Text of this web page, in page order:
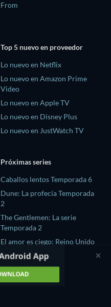
From
Top 5 nuevo en proveedor
Lo nuevo en Netflix
Lo nuevo en Amazon Prime
Video
Lo nuevo en Apple TV
Lo nuevo en Disney Plus
Lo nuevo en JustWatch TV
Próximas series
Caballos lentos Temporada 6
Dune: La profecía Temporada
2
The Gentlemen: La serie
Temporada 2
El amor es ciego: Reino Unido
Temporada 3
Fuego Ardiente season-1